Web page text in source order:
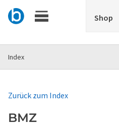
Shop
Index
Zurück zum Index
BMZ